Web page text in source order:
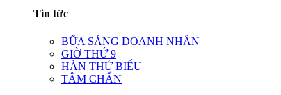
Tin tức
BỮA SÁNG DOANH NHÂN
GIỜ THỨ 9
HÀN THỬ BIỂU
TÂM CHẤN